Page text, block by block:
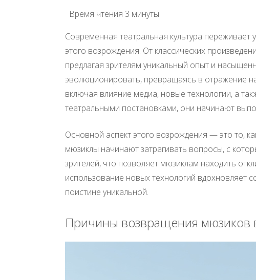
Время чтения 3 минуты
Современная театральная культура
этого возрождения. От классических
предлагая зрителям уникальный опыт и
эволюционировать, превращаясь в отражение
включая влияние медиа, новые технологии, а
театральными постановками, они начинают
Основной аспект этого возрождения — это то,
мюзиклы начинают затрагивать вопросы, с
зрителей, что позволяет мюзиклам находить
использование новых технологий вдохновляет
поистине уникальной.
Причины возвращения мюзиков